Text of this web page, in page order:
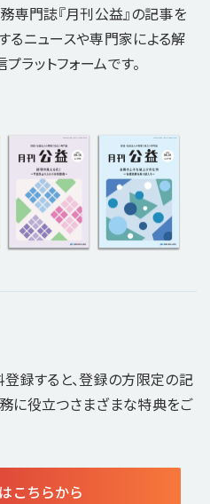
門誌『月刊公益』の記事を
るニュースや専門家による解
ラットフォームです。
登録すると、登録の方限定の記
に役立つさまざまな特典をご
こちらから